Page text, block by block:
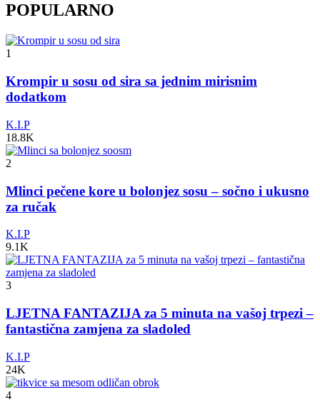
POPULARNO
1
Krompir u sosu od sira sa jednim mirisnim
dodatkom
K.I.P
18.8K
2
Mlinci pečene kore u bolonjez sosu – sočno i ukusno
za ručak
K.I.P
9.1K
3
LJETNA FANTAZIJA za 5 minuta na vašoj trpezi –
fantastična zamjena za sladoled
K.I.P
24K
4